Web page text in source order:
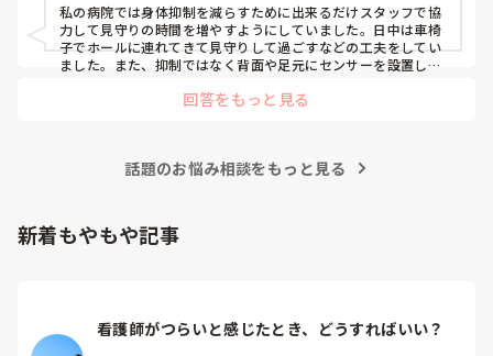
私の病院では身体抑制を減らすために出来るだけスタッフで協
力して見守りの時間を増やすようにしていました。日中は車椅
子でホールに連れてきて見守りして過ごすなどの工夫をしてい
ました。また、抑制ではなく背面や足元にセンサーを設置した
要な原因（Baカテーテル、mgカテーテル、点滴など）があれ
回答をもっと見る
話題のお悩み相談をもっと見る
新着もやもや記事
看護師がつらいと感じたとき、どうすればいい？